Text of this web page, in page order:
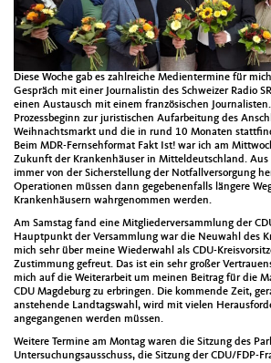
Diese Woche gab es zahlreiche Medientermine für
Gespräch mit einer Journalistin des Schweizer Radio
einen Austausch mit einem französischen
Prozessbeginn zur juristischen Aufarbeitung des
Weihnachtsmarkt und die in rund 10 Monaten
Beim MDR-Fernsehformat Fakt Ist! war ich am
Zukunft der Krankenhäuser in Mitteldeutschland. Aus
immer von der Sicherstellung der Notfallversorgung
Operationen müssen dann gegebenenfalls längere
Krankenhäusern wahrgenommen werden.
Am Samstag fand eine Mitgliederversammlung der
Hauptpunkt der Versammlung war die Neuwahl des
mich sehr über meine Wiederwahl als CDU-
Zustimmung gefreut. Das ist ein sehr großer
mich auf die Weiterarbeit um meinen Beitrag für die
CDU Magdeburg zu erbringen. Die kommende Zeit,
anstehende Landtagswahl, wird mit vielen
angegangenen werden müssen.
Weitere Termine am Montag waren die Sitzung des
Untersuchungsausschuss, die Sitzung der CDU/FDP-